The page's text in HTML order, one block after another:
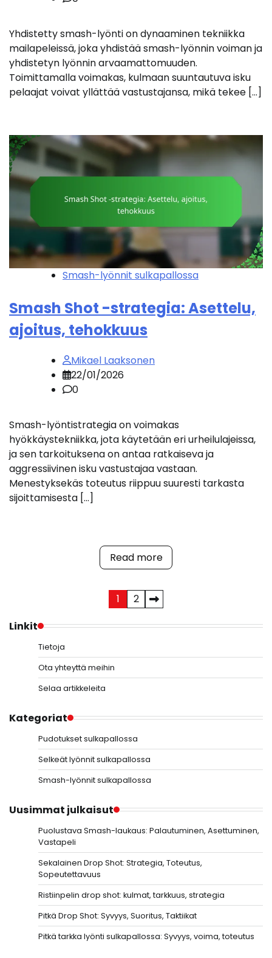
Yhdistetty smash-lyönti on dynaaminen tekniikka
mailapeleissä, joka yhdistää smash-lyönnin voiman ja
yhdistetyn lyönnin arvaamattomuuden.
Toimittamalla voimakas, kulmaan suuntautuva isku
pelaajat voivat yllättää vastustajansa, mikä tekee […]
Smash-lyönnit sulkapallossa
Smash Shot -strategia: Asettelu,
ajoitus, tehokkuus
Mikael Laaksonen
22/01/2026
0
Smash-lyöntistrategia on voimakas
hyökkäystekniikka, jota käytetään eri urheilulajeissa,
ja sen tarkoituksena on antaa ratkaiseva ja
aggressiivinen isku vastustajaa vastaan.
Menestyksekäs toteutus riippuu suuresti tarkasta
sijoittamisesta […]
Read more
pagination
1
2
Linkit
Tietoja
Ota yhteyttä meihin
Selaa artikkeleita
Kategoriat
Pudotukset sulkapallossa
Selkeät lyönnit sulkapallossa
Smash-lyönnit sulkapallossa
Uusimmat julkaisut
Puolustava Smash-laukaus: Palautuminen, Asettuminen,
Vastapeli
Sekalainen Drop Shot: Strategia, Toteutus,
Sopeutettavuus
Ristiinpelin drop shot: kulmat, tarkkuus, strategia
Pitkä Drop Shot: Syvyys, Suoritus, Taktiikat
Pitkä tarkka lyönti sulkapallossa: Syvyys, voima, toteutus